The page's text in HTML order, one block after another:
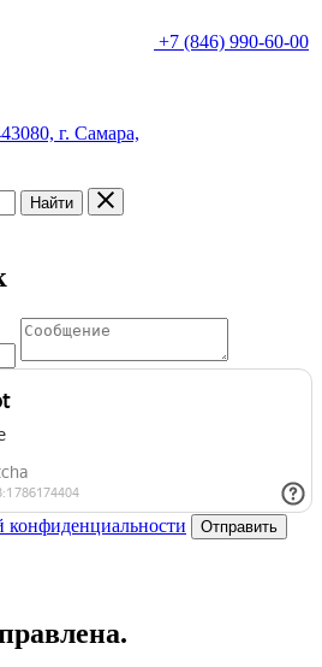
+7 (846) 990-60-00
г. Самара,
Найти
конфиденциальности Отправить